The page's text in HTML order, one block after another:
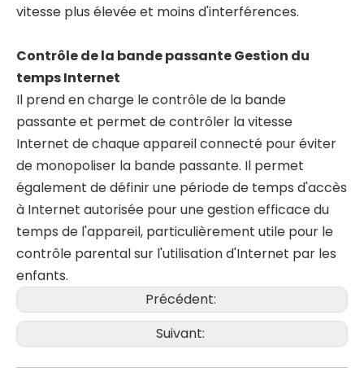
vitesse plus élevée et moins d'interférences.
Contrôle de la bande passante Gestion du
temps Internet
Il prend en charge le contrôle de la bande
passante et permet de contrôler la vitesse
Internet de chaque appareil connecté pour éviter
de monopoliser la bande passante. Il permet
également de définir une période de temps d'accès
à Internet autorisée pour une gestion efficace du
temps de l'appareil, particulièrement utile pour le
contrôle parental sur l'utilisation d'Internet par les
enfants.
Précédent:
Suivant: